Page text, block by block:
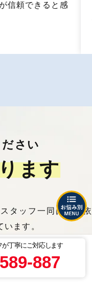
丁寧にご対応します
887
信頼できると感
さい
ます
タッフ一同は、ご依
ます。
う、日々研鑽に努め
方となります。